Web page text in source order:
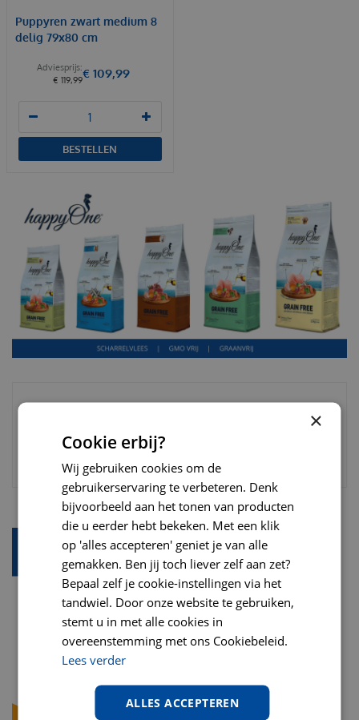
Puppyren zwart medium 8
delig 79x80 cm
€ 119,99€ 109,99
BESTELLEN
×
Cookie erbij?
Wij gebruiken cookies om de
gebruikerservaring te verbeteren. Denk
bijvoorbeeld aan het tonen van producten
die u eerder hebt bekeken. Met een klik
op 'alles accepteren' geniet je van alle
gemakken. Ben jij toch liever zelf aan zet?
Bepaal zelf je cookie-instellingen via het
tandwiel. Door onze website te gebruiken,
stemt u in met alle cookies in
overeenstemming met ons Cookiebeleid.
Lees verder
ALLES ACCEPTEREN